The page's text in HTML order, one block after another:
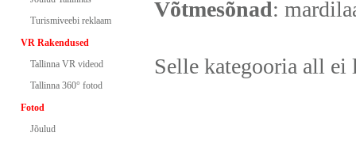
Turismiveebi reklaam
VR Rakendused
Tallinna VR videod
Tallinna 360° fotod
Fotod
Jõulud
Võtmesõnad:
Selle kategooria all